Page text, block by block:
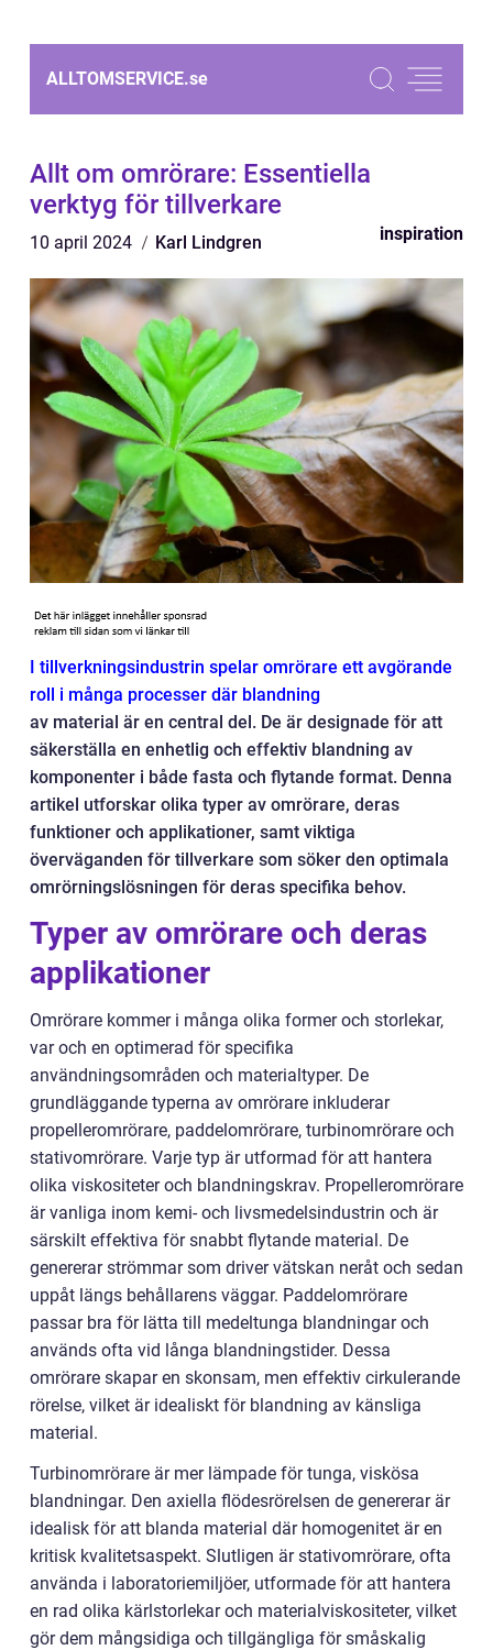
ALLTOMSERVICE.se
Allt om omrörare: Essentiella
verktyg för tillverkare
10 april 2024 Karl Lindgren inspiration
I tillverkningsindustrin spelar omrörare ett avgörande
roll i många processer där blandning
av material är en central del. De är designade för att
säkerställa en enhetlig och effektiv blandning av
komponenter i både fasta och flytande format. Denna
artikel utforskar olika typer av omrörare, deras
funktioner och applikationer, samt viktiga
överväganden för tillverkare som söker den optimala
omrörningslösningen för deras specifika behov.
Typer av omrörare och deras
applikationer
Omrörare kommer i många olika former och storlekar,
var och en optimerad för specifika
användningsområden och materialtyper. De
grundläggande typerna av omrörare inkluderar
propelleromrörare, paddelomrörare, turbinomrörare och
stativomrörare. Varje typ är utformad för att hantera
olika viskositeter och blandningskrav. Propelleromrörare
är vanliga inom kemi- och livsmedelsindustrin och är
särskilt effektiva för snabbt flytande material. De
genererar strömmar som driver vätskan neråt och sedan
uppåt längs behållarens väggar. Paddelomrörare
passar bra för lätta till medeltunga blandningar och
används ofta vid långa blandningstider. Dessa
omrörare skapar en skonsam, men effektiv cirkulerande
rörelse, vilket är idealiskt för blandning av känsliga
material.
Turbinomrörare är mer lämpade för tunga, viskösa
blandningar. Den axiella flödesrörelsen de genererar är
idealisk för att blanda material där homogenitet är en
kritisk kvalitetsaspekt. Slutligen är stativomrörare, ofta
använda i laboratoriemiljöer, utformade för att hantera
en rad olika kärlstorlekar och materialviskositeter, vilket
gör dem mångsidiga och tillgängliga för småskalig